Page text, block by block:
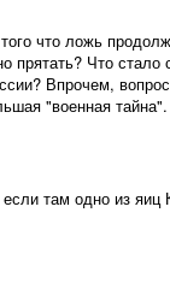
что ложь
прятать? Что
Впрочем,
"военная тайна".
там одно из яиц